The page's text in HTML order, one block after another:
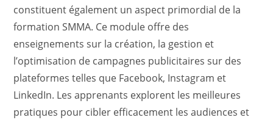
constituent également un aspect primordial de la
formation SMMA. Ce module offre des
enseignements sur la création, la gestion et
l’optimisation de campagnes publicitaires sur des
plateformes telles que Facebook, Instagram et
LinkedIn. Les apprenants explorent les meilleures
pratiques pour cibler efficacement les audiences et